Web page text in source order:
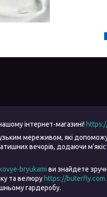
інтернет-магазині!
мереживом, які
вечорів, додаючи
bryukami ви знайдете
та велюру https://
гардеробу.